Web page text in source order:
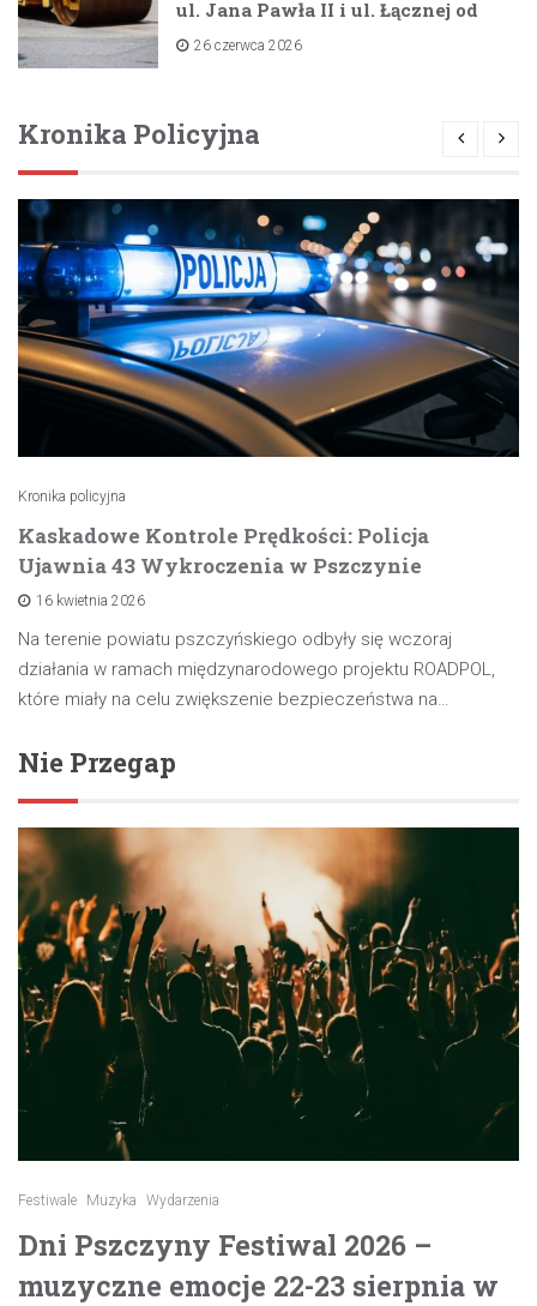
ul. Jana Pawła II i ul. Łącznej od
lipca 2026 roku
26 czerwca 2026
Kronika Policyjna
Kronika policyjna
Kaskadowe Kontrole Prędkości: Policja
Ujawnia 43 Wykroczenia w Pszczynie
16 kwietnia 2026
Na terenie powiatu pszczyńskiego odbyły się wczoraj
działania w ramach międzynarodowego projektu ROADPOL,
które miały na celu zwiększenie bezpieczeństwa na…
Nie Przegap
Festiwale Muzyka Wydarzenia
Dni Pszczyny Festiwal 2026 –
muzyczne emocje 22-23 sierpnia w